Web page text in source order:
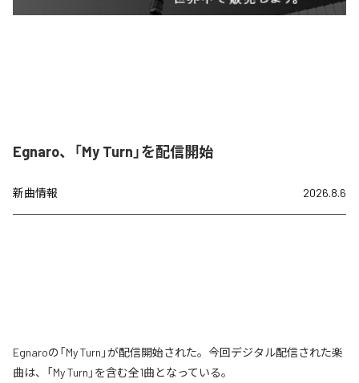
Egnaro、「My Turn」を配信開始
新曲情報 2026.8.6
Egnaroの「My Turn」が配信開始された。今回デジタル配信された楽
曲は、「My Turn」を含む全1曲となっている。